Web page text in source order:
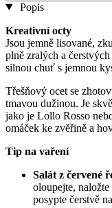
Popis
Kreativní octy
Jsou jemně lisované,
plně zralých a
silnou chuť s jemnou
Třešňový ocet se
tmavou dužinou. Je
jako je Lollo Rosso
omáček ke zvěřině a
Tip na vaření
Salát z červené
oloupejte,
posypte čerstvě